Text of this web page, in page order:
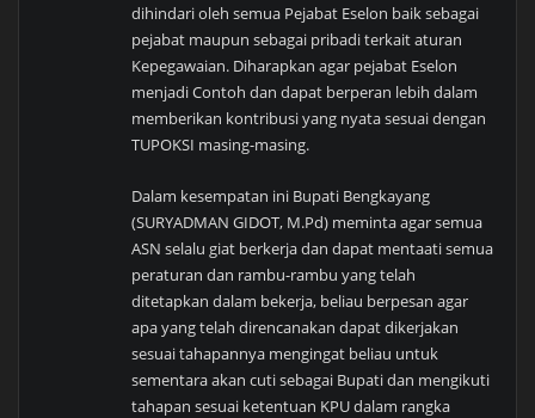
dihindari oleh semua Pejabat Eselon baik sebagai
pejabat maupun sebagai pribadi terkait aturan
Kepegawaian. Diharapkan agar pejabat Eselon
menjadi Contoh dan dapat berperan lebih dalam
memberikan kontribusi yang nyata sesuai dengan
TUPOKSI masing-masing.
Dalam kesempatan ini Bupati Bengkayang
(SURYADMAN GIDOT, M.Pd) meminta agar semua
ASN selalu giat berkerja dan dapat mentaati semua
peraturan dan rambu-rambu yang telah
ditetapkan dalam bekerja, beliau berpesan agar
apa yang telah direncanakan dapat dikerjakan
sesuai tahapannya mengingat beliau untuk
sementara akan cuti sebagai Bupati dan mengikuti
tahapan sesuai ketentuan KPU dalam rangka